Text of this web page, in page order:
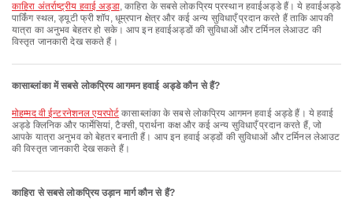
काहिरा अंतर्राष्ट्रीय हवाई अड्डा, काहिरा के सबसे लोकप्रिय प्रस्थान हवाईअड्डे हैं। ये हवाईअड्डे
पार्किंग स्थल, ड्यूटी फ्री शॉप, धूम्रपान क्षेत्र और कई अन्य सुविधाएँ प्रदान करते हैं ताकि आपकी
यात्रा का अनुभव बेहतर हो सके। आप इन हवाईअड्डों की सुविधाओं और टर्मिनल लेआउट की
विस्तृत जानकारी देख सकते हैं।
कासाब्लांका में सबसे लोकप्रिय आगमन हवाई अड्डे कौन से हैं?
मोहम्मद वी ईन्टरनेशनल एयरपोर्ट कासाब्लांका के सबसे लोकप्रिय आगमन हवाई अड्डे हैं। ये हवाई
अड्डे क्लिनिक और फार्मेसियां, टैक्सी, प्रार्थना कक्ष और कई अन्य सुविधाएँ प्रदान करते हैं, जो
आपके यात्रा अनुभव को बेहतर बनाती हैं। आप इन हवाई अड्डों की सुविधाओं और टर्मिनल लेआउट
की विस्तृत जानकारी देख सकते हैं।
काहिरा से सबसे लोकप्रिय उड़ान मार्ग कौन से हैं?